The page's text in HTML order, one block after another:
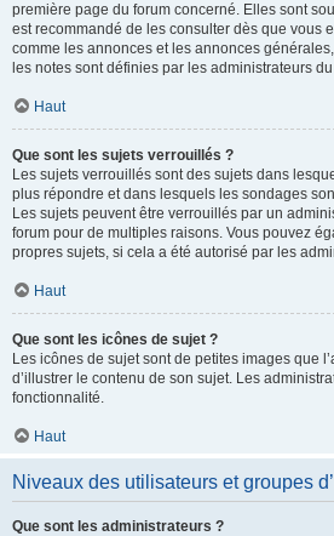
première page du forum concerné. Elles sont
est recommandé de les consulter dès que vous
comme les annonces et les annonces
les notes sont définies par les administrateurs
Haut
Que sont les sujets verrouillés ?
Les sujets verrouillés sont des sujets dans
plus répondre et dans lesquels les sondages
Les sujets peuvent être verrouillés par un
forum pour de multiples raisons. Vous pouvez
propres sujets, si cela a été autorisé par les
Haut
Que sont les icônes de sujet ?
Les icônes de sujet sont de petites images que
d’illustrer le contenu de son sujet. Les
fonctionnalité.
Haut
Niveaux des utilisateurs et groupes
Que sont les administrateurs ?